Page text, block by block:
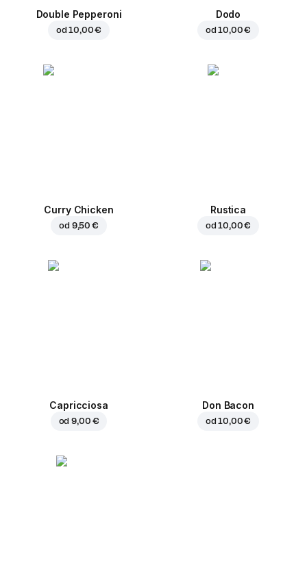
Double Pepperoni
od10,00 €
Dodo
od10,00 €
Curry Chicken
od 9,50 €
Rustica
od10,00 €
Capricciosa
od9,00 €
Don Bacon
od10,00 €